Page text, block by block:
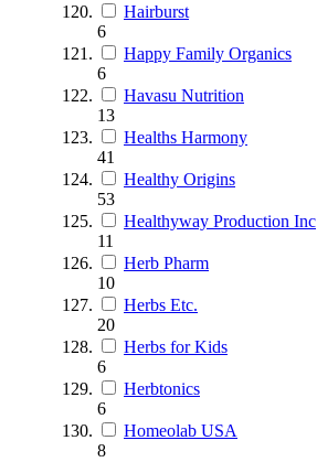
Hairburst
6
Happy Family Organics
6
Havasu Nutrition
13
Healths Harmony
41
Healthy Origins
53
Healthyway Production Inc
11
Herb Pharm
10
Herbs Etc.
20
Herbs for Kids
6
Herbtonics
6
Homeolab USA
8